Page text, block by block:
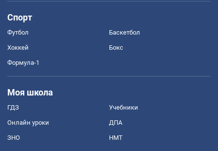
Спорт
Футбол Баскетбол
Хоккей Бокс
Формула-1
Моя школа
ГДЗ Учебники
Онлайн уроки ДПА
ЗНО НМТ